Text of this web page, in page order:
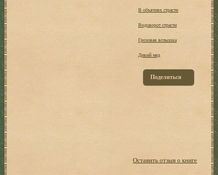
В объятиях страсти
Водоворот страсти
Грозовая вспышка
Дикий мед
Поделиться
Оставить отзыв о книге